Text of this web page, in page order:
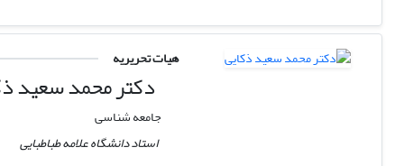
هیات تحریریه
دکتر محمد سعید
جامعه شناسی
استاد دانشگاه علامه طباطبایی